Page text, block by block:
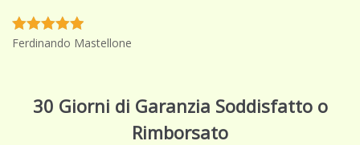
Ferdinando Mastellone
30 Giorni di Garanzia Soddisfatto o
Rimborsato